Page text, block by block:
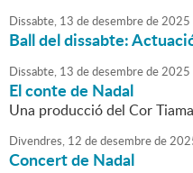
Dissabte, 13 dedesembrede2025
Ball del dissabte:
Dissabte, 13 dedesembrede2025
El conte de Nadal
Una producció del Cor
Divendres, 12 dedesembrede
Concert de Nadal